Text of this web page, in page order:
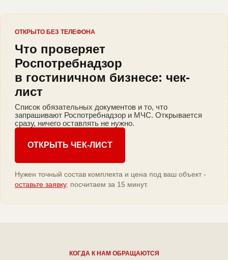
ОТКРЫТО БЕЗ ТЕЛЕФОНА
Что проверяет
Роспотребнадзор
в гостиничном бизнесе: чек-
лист
Список обязательных документов и то, что
запрашивают Роспотребнадзор и МЧС. Открывается
сразу, ничего оставлять не нужно.
ОТКРЫТЬ ЧЕК-ЛИСТ
Нужен точный состав комплекта и цена под ваш объект -
оставьте заявку, посчитаем за 15 минут.
КОГДА К НАМ ОБРАЩАЮТСЯ